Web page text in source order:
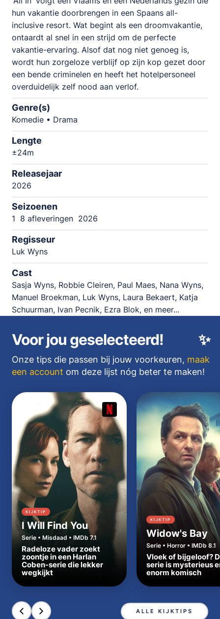
hun vakantie doorbrengen in een Spaans all-
inclusive resort. Wat begint als een droomvakantie,
ontaardt al snel in een strijd om de perfecte
vakantie-ervaring. Alsof dat nog niet genoeg is,
wordt hun zorgeloze verblijf op zijn kop gezet door
een bende criminelen en heeft het hotelpersoneel
overduidelijk zelf nood aan verlof.
Genre(s)
Komedie • Drama
Lengte
±24m
Releasejaar
2026
Seizoenen
1 8 afleveringen 2026
Regisseur
Luk Wyns
Cast
Sasja Wyns, Robbie Cleiren, Paul Maes, Nana Wyns,
Manuel Broekman, Luk Wyns, Laura Bekaert, Katja
Schuurman, Ivan Pecnik, Ezra Blok, en meer...
✨
Voor jou geselecteerd!
Onze tips die passen bij jouw voorkeuren, maak
een account om deze lijst nóg beter te maken!
KIJKTIP
I Will Find You
Serie • Misdaad • IMDb 7.1
Radeloze vader zoekt
zoontje in een Harlan
Coben-serie die lekker
wegkijkt
KIJKTIP
Widow's Bay
Serie • Horror • IMDb 8.1
Vloek of bijgeloof?
serie is mysterieus
enorm komisch
ALLE KIJKTIPS